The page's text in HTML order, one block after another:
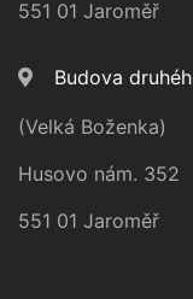
551 01 Jaroměř
Budova
(Velká Boženka)
Husovo nám. 352
551 01 Jaroměř